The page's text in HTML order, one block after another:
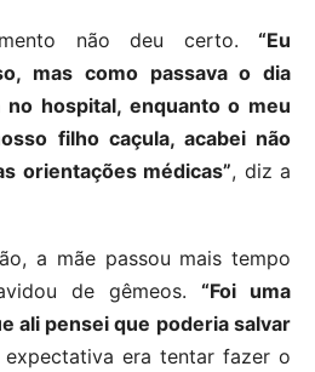
não deu certo. “Eu
mas como passava o dia
hospital, enquanto o meu
filho caçula, acabei não
orientações médicas”, diz a
a mãe passou mais tempo
de gêmeos. “Foi uma
ali pensei que poderia salvar
era tentar fazer o